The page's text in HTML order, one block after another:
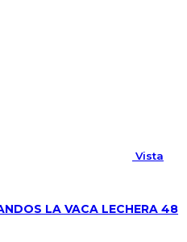
Vista
LA VACA LECHERA 48